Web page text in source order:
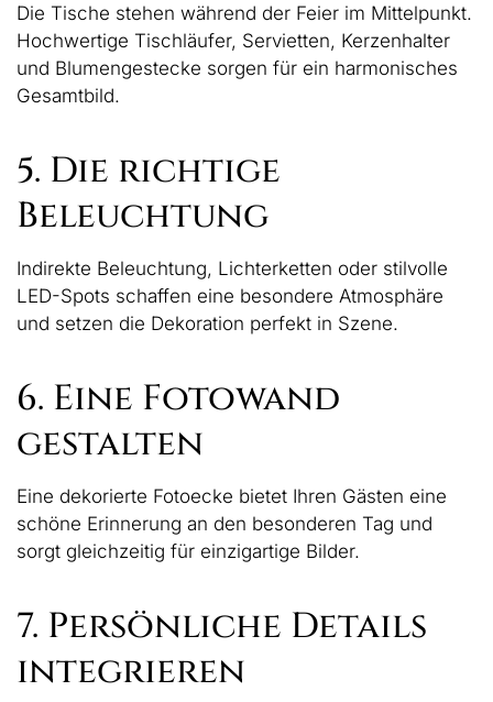
Die Tische stehen während der Feier im Mittelpunkt.
Hochwertige Tischläufer, Servietten, Kerzenhalter
und Blumengestecke sorgen für ein harmonisches
Gesamtbild.
5. Die richtige
Beleuchtung
Indirekte Beleuchtung, Lichterketten oder stilvolle
LED-Spots schaffen eine besondere Atmosphäre
und setzen die Dekoration perfekt in Szene.
6. Eine Fotowand
gestalten
Eine dekorierte Fotoecke bietet Ihren Gästen eine
schöne Erinnerung an den besonderen Tag und
sorgt gleichzeitig für einzigartige Bilder.
7. Persönliche Details
integrieren